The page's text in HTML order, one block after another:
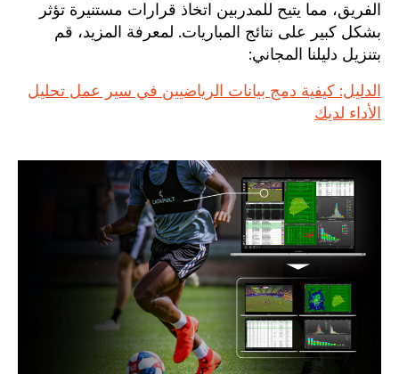
الفريق، مما يتيح للمدربين اتخاذ قرارات مستنيرة تؤثر
بشكل كبير على نتائج المباريات. لمعرفة المزيد، قم
بتنزيل دليلنا المجاني:
الدليل: كيفية دمج بيانات الرياضيين في سير عمل تحليل
الأداء لديك